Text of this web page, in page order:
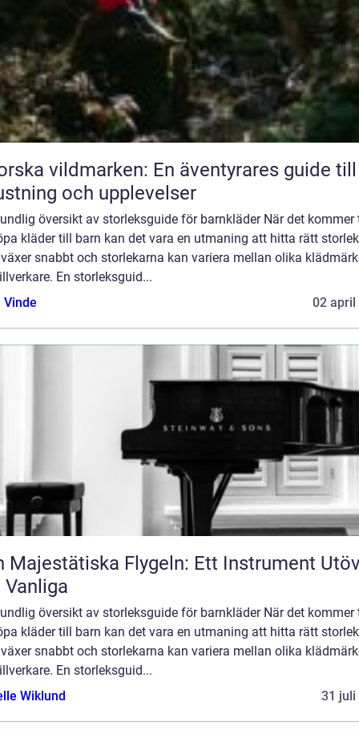
vildmarken: En äventyrares guide till
och upplevelser
översikt av storleksguide för barnkläder När det kommer
kläder till barn kan det vara en utmaning att hitta rätt
snabbt och storlekarna kan variera mellan olika
En storleksguid...
Vinde
02 april
Majestätiska Flygeln: Ett Instrument
Vanliga
översikt av storleksguide för barnkläder När det kommer
kläder till barn kan det vara en utmaning att hitta rätt
snabbt och storlekarna kan variera mellan olika
En storleksguid...
Wiklund
31 juli